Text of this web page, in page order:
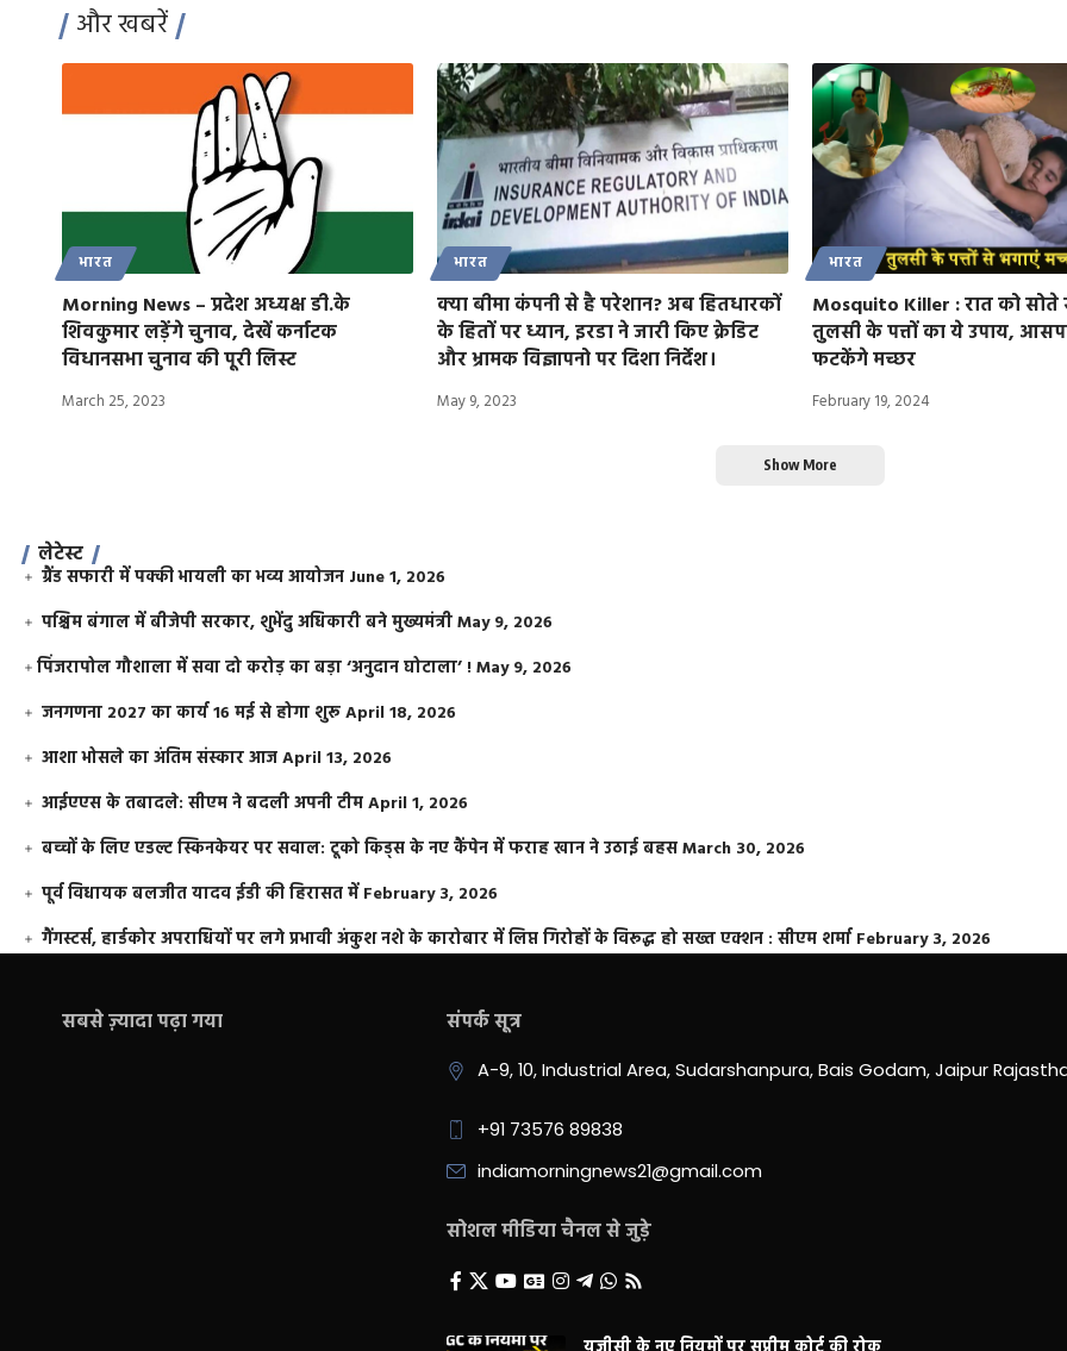
और खबरें
भारत
Morning News – प्रदेश अध्यक्ष डी.के
शिवकुमार लड़ेंगे चुनाव, देखें कर्नाटक
विधानसभा चुनाव की पूरी लिस्ट
March 25, 2023
भारत
क्या बीमा कंपनी से है परेशान? अब हितधारकों
के हितों पर ध्यान, इरडा ने जारी किए क्रेडिट
और भ्रामक विज्ञापनो पर दिशा निर्देश।
May 9, 2023
भारत
Mosquito Killer : रात को
तुलसी के पत्तों का ये उपाय,
फटकेंगे मच्छर
February 19, 2024
Show More
लेटेस्ट
ग्रैंड सफारी में पक्की भायली का भव्य आयोजन June 1, 2026
पश्चिम बंगाल में बीजेपी सरकार, शुभेंदु अधिकारी बने मुख्यमंत्रीMay 9, 2026
​पिंजरापोल गौशाला में सवा दो करोड़ का बड़ा ‘अनुदान घोटाला’ !May 9, 2026
जनगणना 2027 का कार्य 16 मई से होगा शुरूApril 18, 2026
आशा भोसले का अंतिम संस्कार आजApril 13, 2026
आईएएस के तबादले: सीएम ने बदली अपनी टीमApril 1, 2026
बच्चों के लिए एडल्ट स्किनकेयर पर सवाल: टूको किड्स के नए कैंपेन में फराह खान ने उठाई बहसMarch 30, 2026
पूर्व विधायक बलजीत यादव ईडी की हिरासत में February 3, 2026
गैंगस्टर्स, हार्डकोर अपराधियों पर लगे प्रभावी अंकुश नशे के कारोबार में लिप्त गिरोहों के विरूद्ध हो सख्त एक्शन : सीएम शर्मा February 3, 2026
सबसे ज़्यादा पढ़ा गया संपर्क सूत्र
A-9, 10, Industrial Area, Sudarshanpura, Bais Godam, Jaipur
+91 73576 89838
indiamorningnews21@gmail.com
सोशल मीडिया चैनल से जुड़े